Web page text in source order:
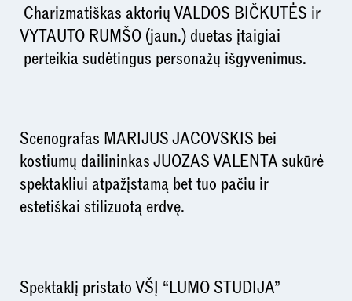
Charizmatiškas aktorių VALDOS BIČKUTĖS ir
VYTAUTO RUMŠO (jaun.) duetas įtaigiai
perteikia sudėtingus personažų išgyvenimus.
Scenografas MARIJUS JACOVSKIS bei
kostiumų dailininkas JUOZAS VALENTA sukūrė
spektakliui atpažįstamą bet tuo pačiu ir
estetiškai stilizuotą erdvę.
Spektaklį pristato VŠĮ “LUMO STUDIJA”